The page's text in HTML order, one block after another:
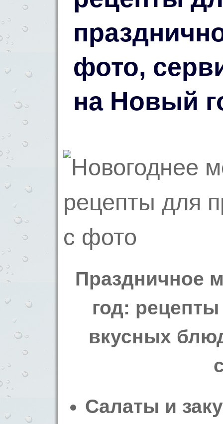
фото,
на Новый
Праздничное
год:
вкусных
Салаты и